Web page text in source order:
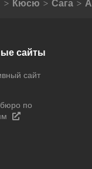
Кюсю Сага
сайты
сайт
по